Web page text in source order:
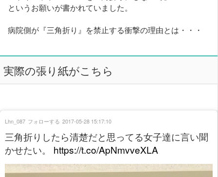
というお願いが書かれていました。
病院側が『三角折り』を禁止する衝撃の理由とは・・・
実際の張り紙がこちら
三角折りしたら清楚だと思ってる女子達に言い聞
かせたい。 https://t.co/ApNmvveXLA
Lhn_087 フォローする 2017-05-28 15:17:10